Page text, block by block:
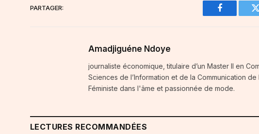
PARTAGER:
Facebook
Amadjiguéne Ndoye
journaliste économique, titulaire d’un Master II en
Sciences de l’Information et de la Communication
Féministe dans l'âme et passionnée de mode.
LECTURES RECOMMANDÉES